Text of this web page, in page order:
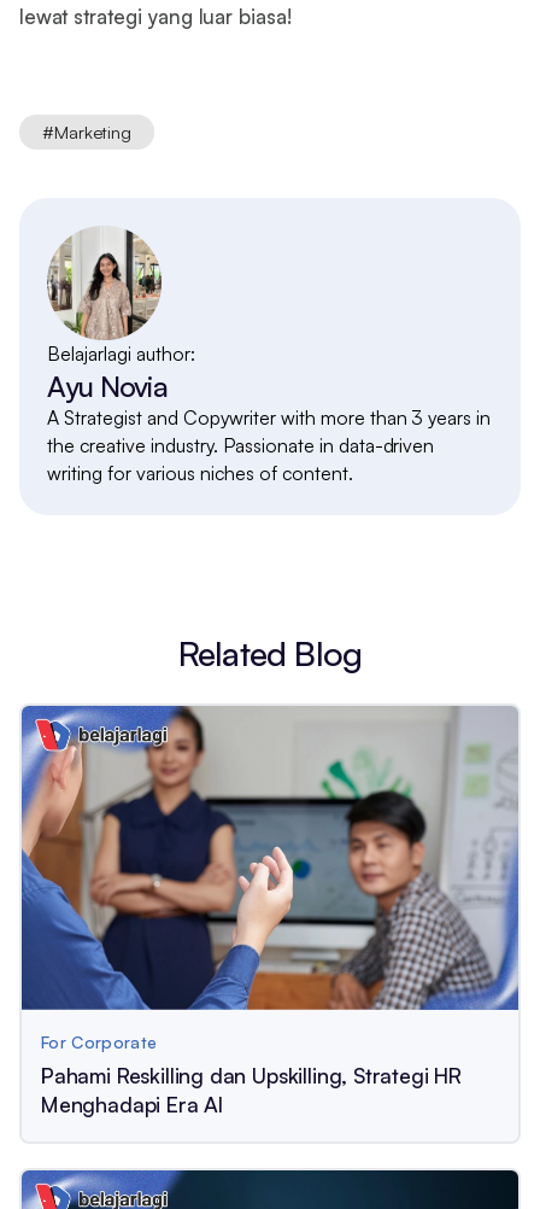
lewat strategi yang luar biasa!
#Marketing
Belajarlagi author:
Ayu Novia
A Strategist and Copywriter with more than 3 years in
the creative industry. Passionate in data-driven
writing for various niches of content.
Related Blog
For Corporate
Pahami Reskilling dan Upskilling, Strategi HR
Menghadapi Era AI